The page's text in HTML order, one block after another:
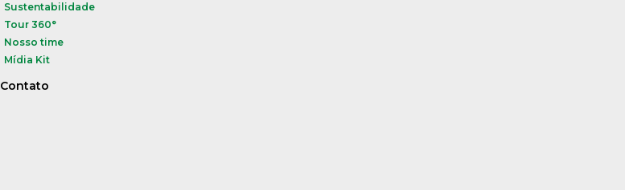
Sustentabilidade
Tour 360°
Nosso time
Mídia Kit
Contato